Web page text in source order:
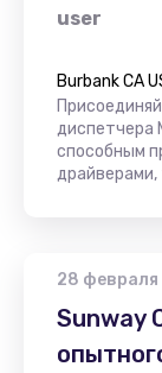
user
Burbank CA
диспетчера
способным
драйверами,
28 февраля
Sunway